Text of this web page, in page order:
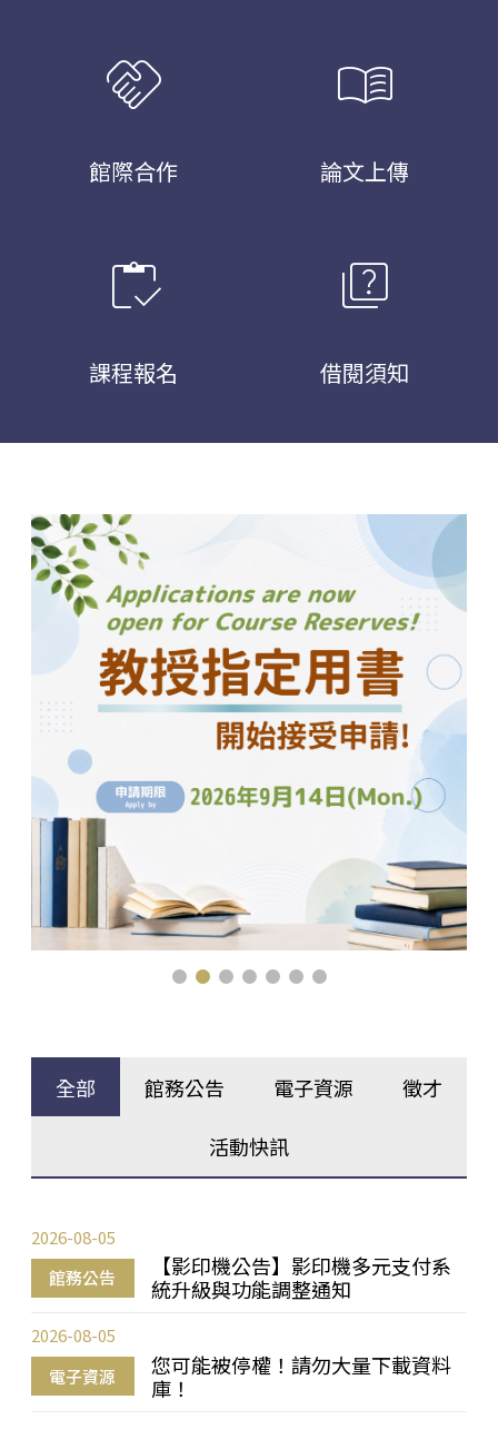
handshake
館際合作
menu_book
論文上傳
inventory
課程報名
quiz
借閱須知
全部 館務公告 電子資源 徵才
活動快訊
館務公告
【影印機公告】影印機多元支付系
統升級與功能調整通知
2026-08-05
電子資源
您可能被停權！請勿大量下載資料
庫！
2026-08-05